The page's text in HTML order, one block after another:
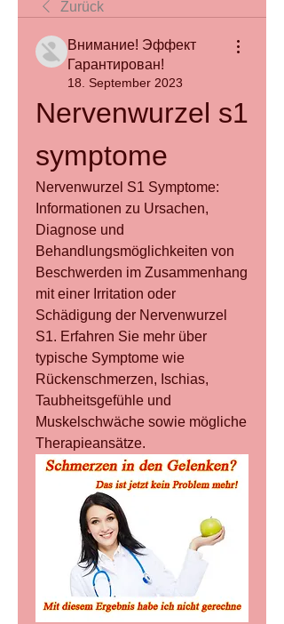
Zurück
Внимание! Эффект
Гарантирован!
18. September 2023
Nervenwurzel s1
symptome
Nervenwurzel S1 Symptome:
Informationen zu Ursachen,
Diagnose und
Behandlungsmöglichkeiten von
Beschwerden im Zusammenhang
mit einer Irritation oder
Schädigung der Nervenwurzel
S1. Erfahren Sie mehr über
typische Symptome wie
Rückenschmerzen, Ischias,
Taubheitsgefühle und
Muskelschwäche sowie mögliche
Therapieansätze.